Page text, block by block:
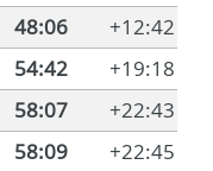
48:06
+12:42
54:42
+19:18
58:07
+22:43
58:09
+22:45